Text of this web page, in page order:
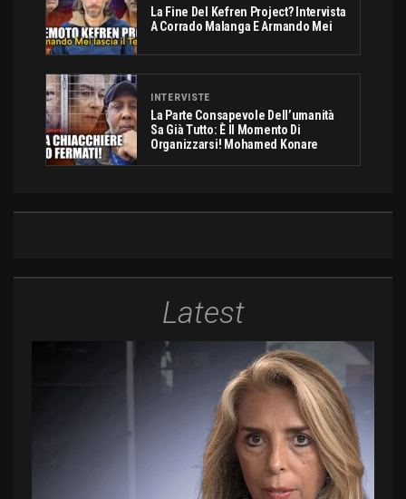
La Fine Del Kefren Project? Intervista
A Corrado Malanga E Armando Mei
INTERVISTE
La Parte Consapevole Dell’umanità
Sa Già Tutto: È Il Momento Di
Organizzarsi! Mohamed Konare
Latest